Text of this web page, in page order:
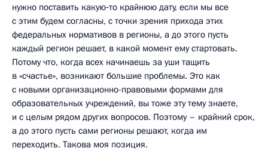
нужно поставить какую‑то крайнюю дату, если мы все
с этим будем согласны, с точки зрения прихода этих
федеральных нормативов в регионы, а до этого пусть
каждый регион решает, в какой момент ему стартовать.
Потому что, когда всех начинаешь за уши тащить
в «счастье», возникают большие проблемы. Это как
с новыми организационно-правовыми формами для
образовательных учреждений, вы тоже эту тему знаете,
и с целым рядом других вопросов. Поэтому – крайний срок,
а до этого пусть сами регионы решают, когда им
переходить. Такова моя позиция.